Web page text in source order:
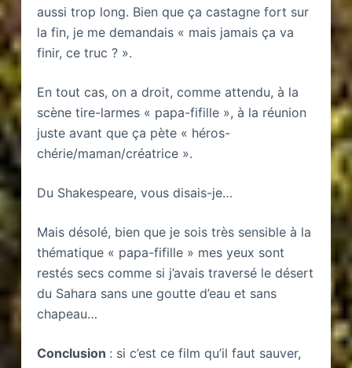
aussi trop long. Bien que ça castagne fort sur
la fin, je me demandais « mais jamais ça va
finir, ce truc ? ».
En tout cas, on a droit, comme attendu, à la
scène tire-larmes « papa-fifille », à la réunion
juste avant que ça pète « héros-
chérie/maman/créatrice ».
Du Shakespeare, vous disais-je…
Mais désolé, bien que je sois très sensible à la
thématique « papa-fifille » mes yeux sont
restés secs comme si j’avais traversé le désert
du Sahara sans une goutte d’eau et sans
chapeau…
Conclusion : si c’est ce film qu’il faut sauver,